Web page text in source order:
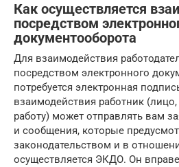
Как осуществляется
посредством
документооборота
Для взаимодействия
посредством электронного
потребуется электронная
взаимодействия работник
работу) может отправлять вам
и сообщения, которые
законодательством и в
осуществляется ЭКДО. Он